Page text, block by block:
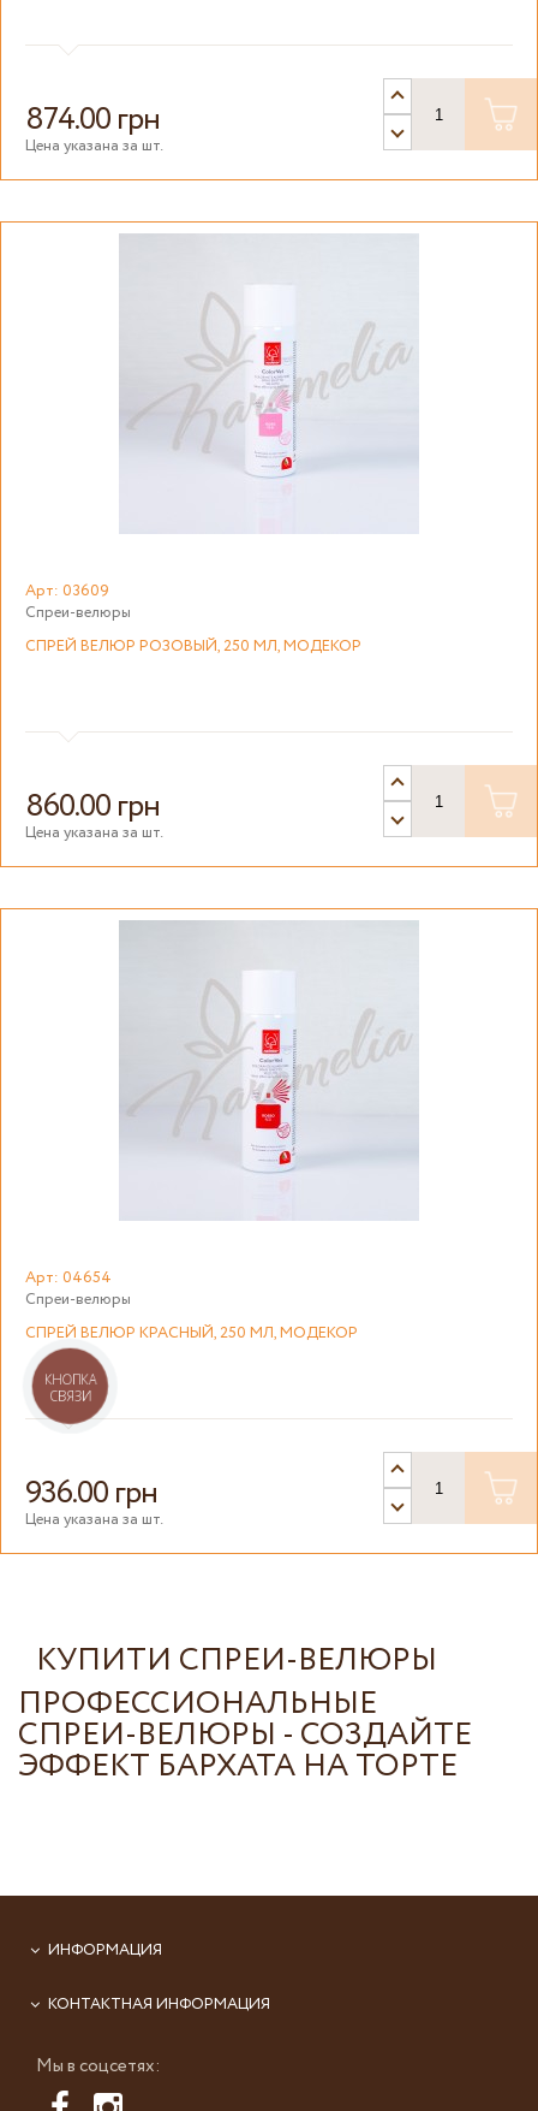
874.00 грн
Цена указана за шт.
Арт: 03609
Спреи-велюры
СПРЕЙ ВЕЛЮР РОЗОВЫЙ, 250 МЛ, МОДЕКОР
860.00 грн
Цена указана за шт.
Арт: 04654
Спреи-велюры
СПРЕЙ ВЕЛЮР КРАСНЫЙ, 250 МЛ, МОДЕКОР
936.00 грн
Цена указана за шт.
КУПИТИ СПРЕИ-ВЕЛЮРЫ
ПРОФЕССИОНАЛЬНЫЕ
СПРЕИ-ВЕЛЮРЫ - СОЗДАЙТЕ
ЭФФЕКТ БАРХАТА НА ТОРТЕ
ИНФОРМАЦИЯ
Мы в соцсетях:
КОНТАКТНАЯ ИНФОРМАЦИЯ
КНОПКА
СВЯЗИ